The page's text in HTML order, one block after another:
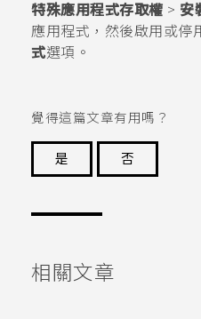
特殊應用程式存取權 > 安
應用程式，然後啟用或停
式選項。
覺得這篇文章有用嗎？
是
否
相關文章